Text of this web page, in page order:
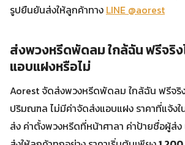
รูปยืนยันส่งให้ลูกค้าทาง LINE @aorest
ส่งพวงหรีดพัดลม ใกล้ฉัน ฟรีจริง
แอบแฝงหรือไม่
Aorest จัดส่งพวงหรีดพัดลม ใกล้ฉัน ฟรีจริง
ปริมณฑล ไม่มีค่าจัดส่งแอบแฝง ราคาที่แจ้งใ
ส่ง ค่าตั้งพวงหรีดที่หน้าศาลา ค่าป้ายชื่อผู้ส่